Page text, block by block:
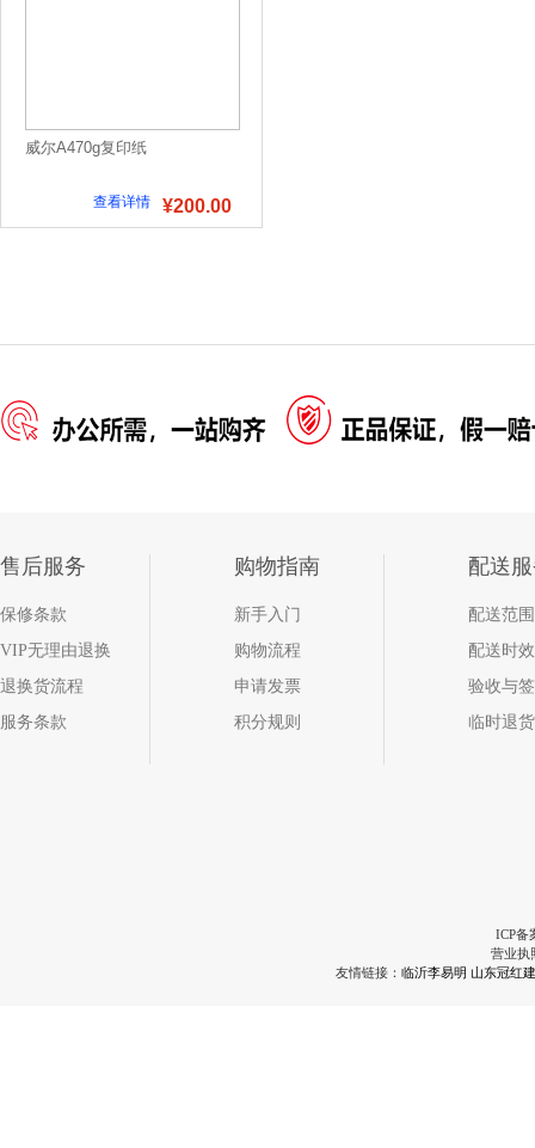
威尔A470g复印纸
¥200.00
查看详情
售后服务
保修条款
VIP无理由退换
退换货流程
服务条款
购物指南
新手入门
购物流程
申请发票
积分规则
配送
配送范围
配送时效
验收与
临时退货
ICP备
营业执
友情链接： 临沂李易明 山东冠红